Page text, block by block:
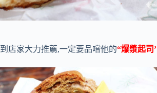
到店家大力推薦,一定要品嚐他的“爆漿起司’